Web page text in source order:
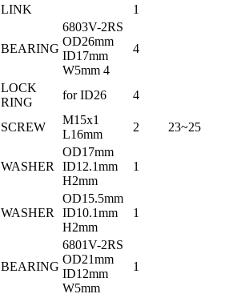
LINK 1
BEARING
6803V-2RS
OD26mm
ID17mm
W5mm 4
4
LOCK
RING
for ID26 4
SCREW
M15x1
L16mm
2 23~25
WASHER
OD17mm
ID12.1mm
H2mm
1
WASHER
OD15.5mm
ID10.1mm
H2mm
1
BEARING
6801V-2RS
OD21mm
ID12mm
W5mm
1